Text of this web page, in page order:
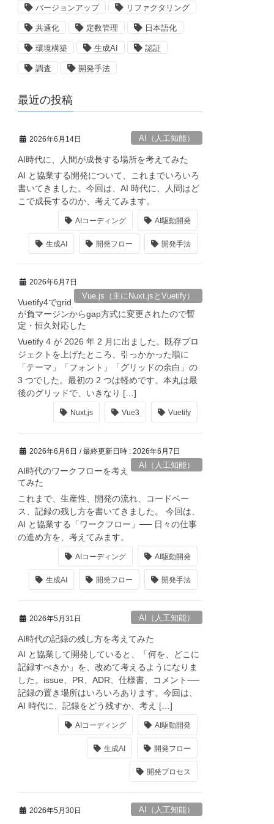
バージョンアップ リファクタリング
共通化 定数管理 日本語化
環境構築 生成AI 認証
調査 開発手法
最近の投稿
2026年6月14日 AI（人工知能）
AI時代に、人間が成長する場所を考えてみた
AI と協業する開発について、これまでいろいろ
書いてきました。今回は、AI 時代に、人間はど
こで成長するのか、考えてみます。
AIコーディング AI駆動開発
生成AI 開発フロー 開発手法
2026年6月7日
Vue.js（主にNuxt.jsとVuetify）
Vuetify4でgrid
が負マージンからgap方式に変更されたので暫
定・恒久対応した
Vuetify 4 が 2026 年 2 月に出ました。既存プロ
ジェクトを上げたところ、引っかかった順に
「テーマ」「フォント」「グリッドの余白」の
3 つでした。最初の 2 つは軽めです。本丸は最
後のグリッドで、いきなり […]
Nuxt.js Vue3 Vuetify
2026年6月6日 / 最終更新日時 :2026年6月7日
AI（人工知能）
AI時代のワークフローを考え
てみた
これまで、生産性、開発の流れ、コードベー
ス、記録の残し方を書いてきました。 今回は、
AI と協業する「ワークフロー」── 日々の仕事
の進め方を、考えてみます。
AIコーディング AI駆動開発
生成AI 開発フロー 開発手法
2026年5月31日 AI（人工知能）
AI時代の記録の残し方を考えてみた
AI と協業して開発していると、「何を、どこに
記録すべきか」を、改めて考えるようになりま
した。issue、PR、ADR、仕様書、コメント──
記録の置き場所はいろいろあります。今回は、
AI 時代に、記録をどう残すか、考え […]
AIコーディング AI駆動開発
生成AI 開発フロー
開発プロセス
2026年5月30日 AI（人工知能）